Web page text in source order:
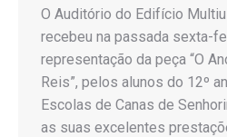
O Auditório do Edifício
recebeu na passada sexta-
representação da peça “O
Reis”, pelos alunos do 12º
Escolas de Canas de
as suas excelentes